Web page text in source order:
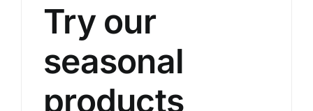
Try our
seasonal
products